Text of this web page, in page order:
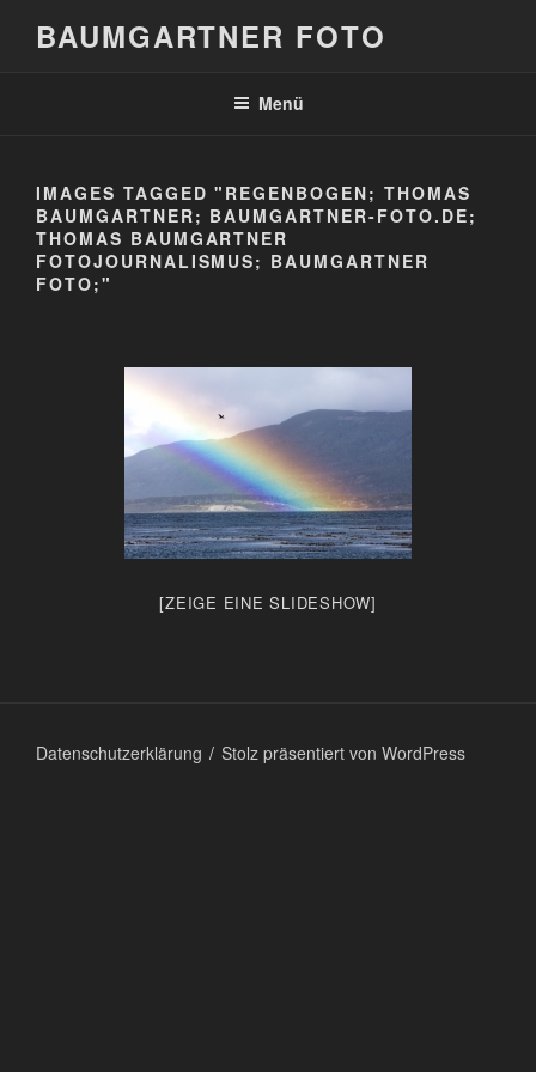
BAUMGARTNER FOTO
Menü
IMAGES TAGGED "REGENBOGEN; THOMAS
BAUMGARTNER; BAUMGARTNER-FOTO.DE;
THOMAS BAUMGARTNER
FOTOJOURNALISMUS; BAUMGARTNER
FOTO;"
[ZEIGE EINE SLIDESHOW]
Datenschutzerklärung Stolz präsentiert von WordPress